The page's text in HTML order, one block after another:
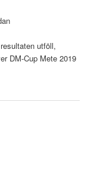
utföll,
DM-Cup Mete 2019